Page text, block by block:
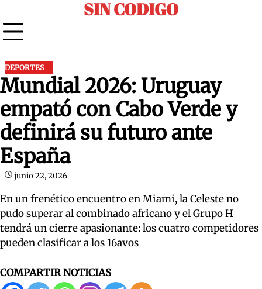
to
content
SIN CODIGO
DEPORTES
Mundial 2026: Uruguay
empató con Cabo Verde y
definirá su futuro ante
España
junio 22, 2026
En un frenético encuentro en Miami, la Celeste no
pudo superar al combinado africano y el Grupo H
tendrá un cierre apasionante: los cuatro competidores
pueden clasificar a los 16avos
COMPARTIR NOTICIAS